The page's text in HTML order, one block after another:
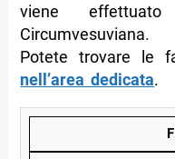
viene
Circumvesuviana.
Potete trovare le
nell’area dedicata.